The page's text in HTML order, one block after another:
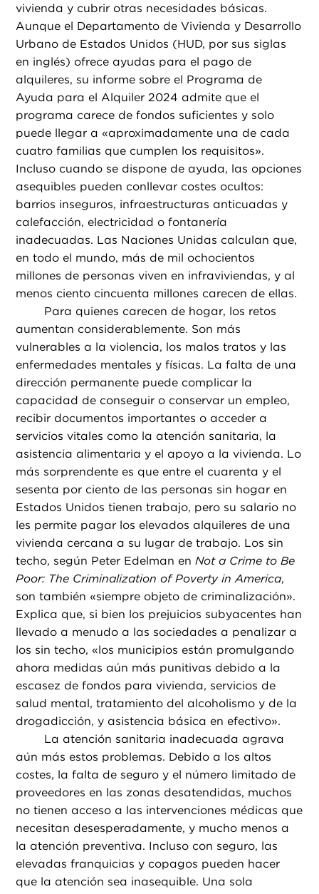
vivienda y cubrir otras necesidades básicas.
Aunque el Departamento de Vivienda y Desarrollo
Urbano de Estados Unidos (HUD, por sus siglas
en inglés) ofrece ayudas para el pago de
alquileres, su informe sobre el Programa de
Ayuda para el Alquiler 2024 admite que el
programa carece de fondos suficientes y solo
puede llegar a «aproximadamente una de cada
cuatro familias que cumplen los requisitos».
Incluso cuando se dispone de ayuda, las opciones
asequibles pueden conllevar costes ocultos:
barrios inseguros, infraestructuras anticuadas y
calefacción, electricidad o fontanería
inadecuadas. Las Naciones Unidas calculan que,
en todo el mundo, más de mil ochocientos
millones de personas viven en infraviviendas, y al
menos ciento cincuenta millones carecen de ellas.
Para quienes carecen de hogar, los retos
aumentan considerablemente. Son más
vulnerables a la violencia, los malos tratos y las
enfermedades mentales y físicas. La falta de una
dirección permanente puede complicar la
capacidad de conseguir o conservar un empleo,
recibir documentos importantes o acceder a
servicios vitales como la atención sanitaria, la
asistencia alimentaria y el apoyo a la vivienda. Lo
más sorprendente es que entre el cuarenta y el
sesenta por ciento de las personas sin hogar en
Estados Unidos tienen trabajo, pero su salario no
les permite pagar los elevados alquileres de una
vivienda cercana a su lugar de trabajo. Los sin
techo, según Peter Edelman enNot a Crime to Be
Poor: The Criminalization of Poverty in America,
son también «siempre objeto de criminalización».
Explica que, si bien los prejuicios subyacentes han
llevado a menudo a las sociedades a penalizar a
los sin techo, «los municipios están promulgando
ahora medidas aún más punitivas debido a la
escasez de fondos para vivienda, servicios de
salud mental, tratamiento del alcoholismo y de la
drogadicción, y asistencia básica en efectivo».
La atención sanitaria inadecuada agrava
aún más estos problemas. Debido a los altos
costes, la falta de seguro y el número limitado de
proveedores en las zonas desatendidas, muchos
no tienen acceso a las intervenciones médicas que
necesitan desesperadamente, y mucho menos a
la atención preventiva. Incluso con seguro, las
elevadas franquicias y copagos pueden hacer
que la atención sea inasequible. Una sola